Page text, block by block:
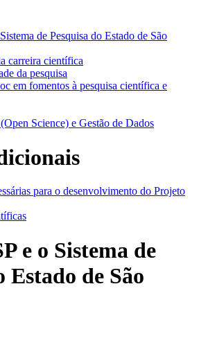
de Pesquisa do Estado de São
carreira científica
da pesquisa
em fomentos à pesquisa científica e
Science) e Gestão de Dados
para o desenvolvimento do Projeto
e o Sistema de
Estado de São